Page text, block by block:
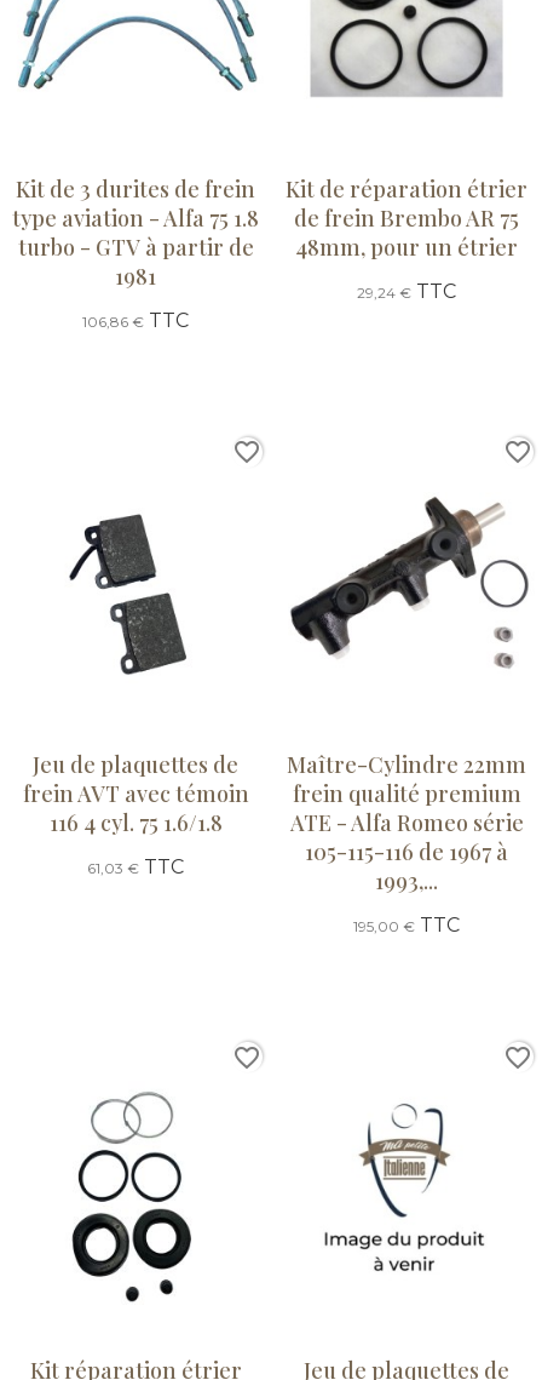
Kit de 3 durites de frein
type aviation - Alfa 75 1.8
turbo - GTV à partir de
1981
106,86 € TTC
Kit de réparation étrier
de frein Brembo AR 75
48mm, pour un étrier
29,24 € TTC
Jeu de plaquettes de
frein AVT avec témoin
116 4 cyl. 75 1.6/1.8
61,03 € TTC
favorite_border
Maître-Cylindre 22mm
frein qualité premium
ATE - Alfa Romeo série
105-115-116 de 1967 à
1993,...
195,00 € TTC
favorite_border
Kit réparation étrier
favorite_border
Jeu de plaquettes de
favorite_border